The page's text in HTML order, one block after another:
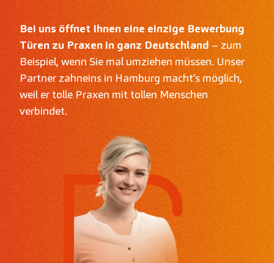
Bei uns öffnet Ihnen eine einzige Bewerbung
Türen zu Praxen in ganz Deutschland – zum
Beispiel, wenn Sie mal umziehen müssen. Unser
Partner zahneins in Hamburg macht’s möglich,
weil er tolle Praxen mit tollen Menschen
verbindet.